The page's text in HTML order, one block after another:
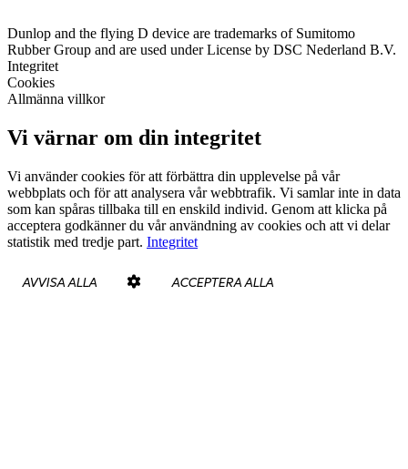
Dunlop and the flying D device are trademarks of Sumitomo
Rubber Group and are used under License by DSC Nederland B.V.
Integritet
Cookies
Allmänna villkor
Vi värnar om din integritet
Vi använder cookies för att förbättra din upplevelse på vår
webbplats och för att analysera vår webbtrafik. Vi samlar inte in data
som kan spåras tillbaka till en enskild individ. Genom att klicka på
acceptera godkänner du vår användning av cookies och att vi delar
statistik med tredje part. Integritet
AVVISA ALLA ACCEPTERA ALLA